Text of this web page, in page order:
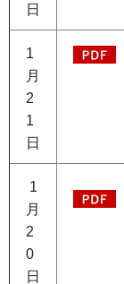
日
1
月
2
1
日
1
月
2
0
日